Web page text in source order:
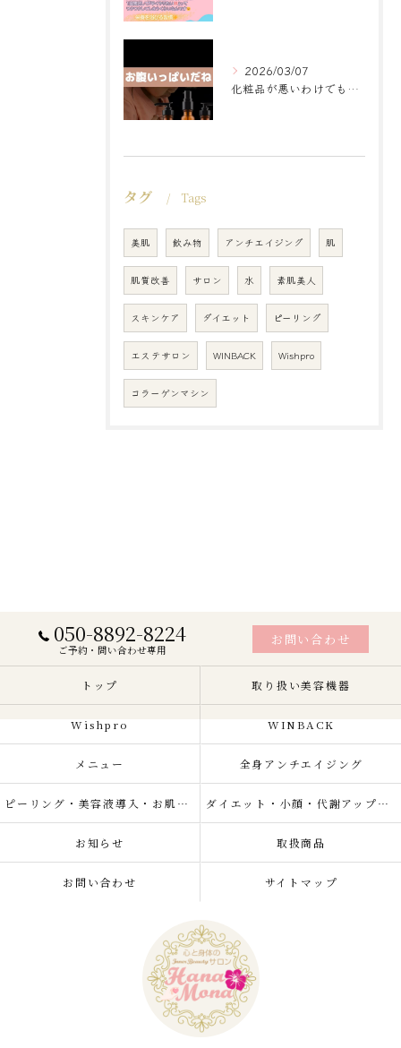
2026/03/07
化粧品が悪いわけでもなく
タグ Tags
美肌 飲み物 アンチエイジング 肌
肌質改善 サロン 水 素肌美人
スキンケア ダイエット ピーリング
エステサロン WINBACK Wishpro
コラーゲンマシン
050-8892-8224
ご予約・問い合わせ専用
お問い合わせ
トップ 取り扱い美容機器
Wishpro WINBACK
メニュー 全身アンチエイジング
ピーリング・美容液導入・お肌の悩み改善 ダイエット・小顔・代謝アップ・肌質改善・リラクゼーション
お知らせ 取扱商品
お問い合わせ サイトマップ